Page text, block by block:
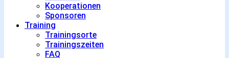
Kooperationen
Sponsoren
Training
Trainingsorte
Trainingszeiten
FAQ